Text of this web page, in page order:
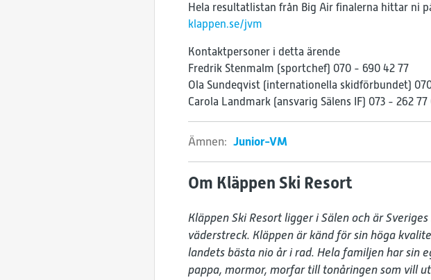
Hela resultatlistan från Big Air finalerna hittar ni
klappen.se/jvm
Kontaktpersoner i detta ärende
Fredrik Stenmalm (sportchef) 070 - 690 42 77
Ola Sundeqvist (internationella skidförbundet)
Carola Landmark (ansvarig Sälens IF) 073 - 262 77
Ämnen: Junior-VM
Om Kläppen Ski Resort
Kläppen Ski Resort ligger i Sälen och är
väderstreck. Kläppen är känd för sin höga
landets bästa nio år i rad. Hela familjen har sin
pappa, mormor, morfar till tonåringen som vill